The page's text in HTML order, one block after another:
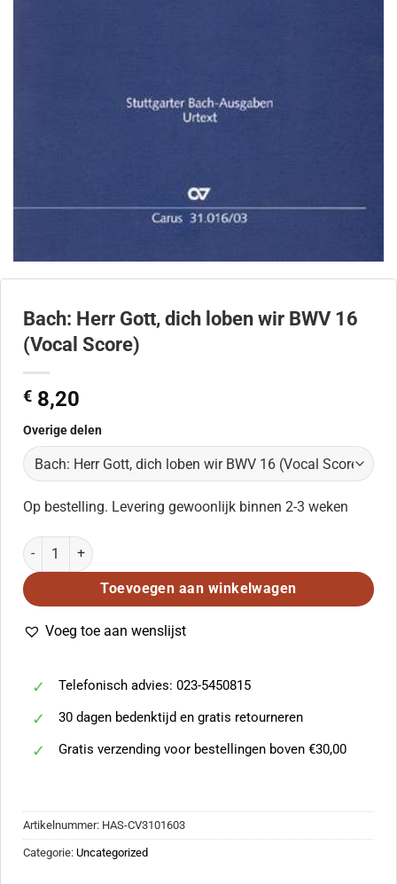
Bach: Herr Gott, dich loben wir BWV 16
(Vocal Score)
€ 8,20
Overige delen
Op bestelling. Levering gewoonlijk binnen 2-3 weken
Bach: Herr Gott, dich loben wir BWV 16 (Vocal Score) aantal
Toevoegen aan winkelwagen
Voeg toe aan wenslijst
Telefonisch advies: 023-5450815
30 dagen bedenktijd en gratis retourneren
Gratis verzending voor bestellingen boven €30,00
Artikelnummer: HAS-CV3101603
Categorie: Uncategorized